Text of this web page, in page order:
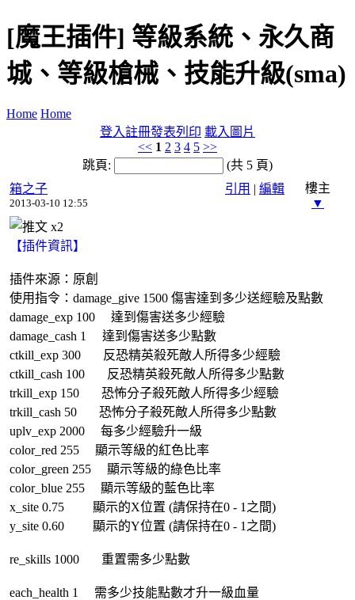
[魔王插件] 等級系統、永久商
城、等級槍械、技能升級(sma)
Home Home
登入註冊發表列印 載入圖片
<< 1 2 3 4 5 >>
跳頁:
(共 5 頁)
引用 | 編輯
箱之子
2013-03-10 12:55
樓主
▼
x2
【插件資訊】
插件來源： 原創
使用指令：damage_give 1500 傷害達到多少送經驗及點數
damage_exp 100 達到傷害送多少經驗
damage_cash 1 達到傷害送多少點數
ctkill_exp 300 反恐精英殺死敵人所得多少經驗
ctkill_cash 100 反恐精英殺死敵人所得多少點數
trkill_exp 150 恐怖分子殺死敵人所得多少經驗
trkill_cash 50 恐怖分子殺死敵人所得多少點數
uplv_exp 2000 每多少經驗升一級
color_red 255 顯示等級的紅色比率
color_green 255 顯示等級的綠色比率
color_blue 255 顯示等級的藍色比率
x_site 0.75 顯示的X位置 (請保持在0 - 1之間)
y_site 0.60 顯示的Y位置 (請保持在0 - 1之間)
re_skills 1000 重置需多少點數
each_health 1 需多少技能點數才升一級血量